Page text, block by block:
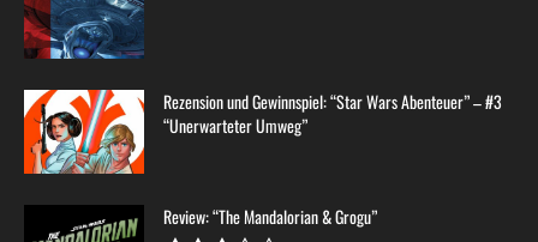
Rezension und Gewinnspiel: “Star Wars Abenteuer” – #3
“Unerwarteter Umweg”
Review: “The Mandalorian & Grogu”